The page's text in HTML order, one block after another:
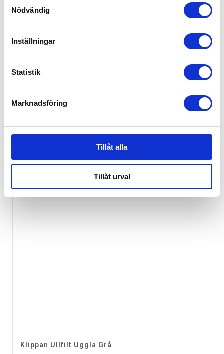
Nödvändig
Inställningar
Statistik
Marknadsföring
Tillåt alla
Tillåt urval
1,999kr
EJ I LAGER
Klippan Ullfilt Uggla Grå